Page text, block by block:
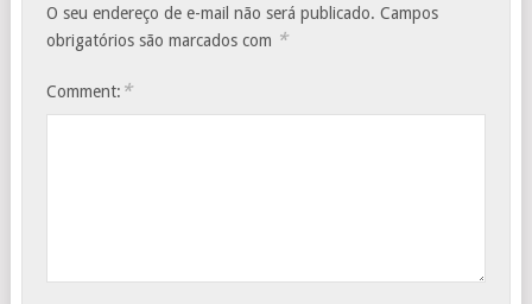
O seu endereço de e-mail não será publicado. Campos
obrigatórios são marcados com *
Comment: *